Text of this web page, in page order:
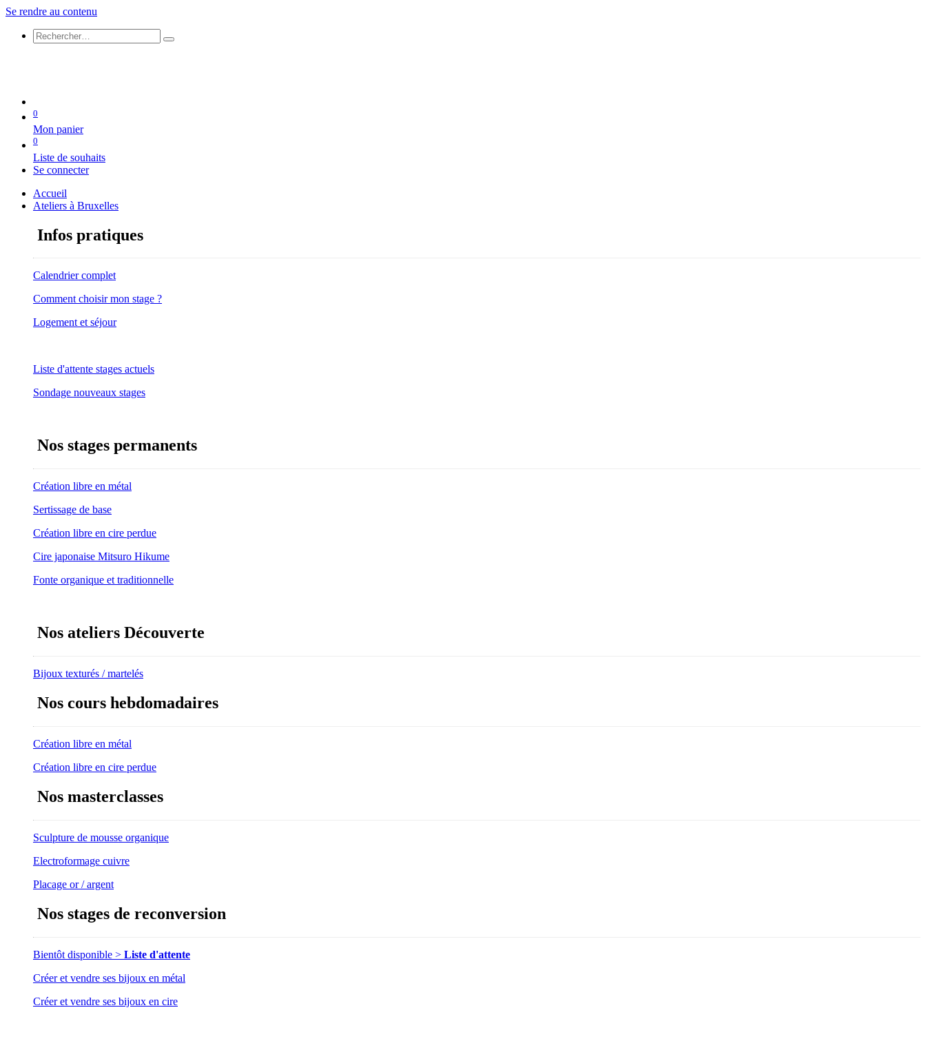
Se rendre au contenu
0
Mon panier
0
Liste de souhaits
Se connecter
Accueil
Ateliers à Bruxelles
Infos pratiques
Calendrier complet
Comment choisir mon stage ?
Logement et séjour
Liste d'attente stages actuels
Sondage nouveaux stages
Nos stages permanents
Création libre en métal
Sertissage de base
Création libre en cire perdue
Cire japonaise Mitsuro Hikume
Fonte organique et traditionnelle
Nos ateliers Découverte
Bijoux texturés / martelés
Nos cours hebdomadaires
Création libre en métal
Création libre en cire perdue
Nos masterclasses
Sculpture de mousse organique
Electroformage cuivre
Placage or / argent
Nos stages de reconversion
Bientôt disponible > Liste d'attente
Créer et vendre ses bijoux en métal
Créer et vendre ses bijoux en cire